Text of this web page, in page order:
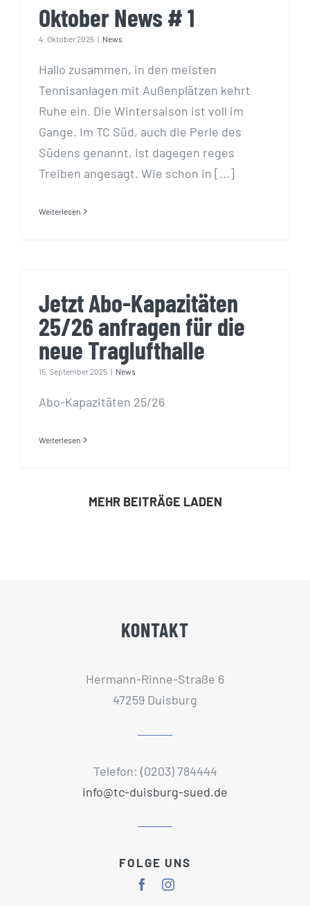
Oktober News # 1
4. Oktober 2025 | News
Hallo zusammen, in den meisten
Tennisanlagen mit Außenplätzen kehrt
Ruhe ein. Die Wintersaison ist voll im
Gange. Im TC Süd, auch die Perle des
Südens genannt, ist dagegen reges
Treiben angesagt. Wie schon in [...]
Weiterlesen
Traglufthalle
Jetzt Abo-Kapazitäten
25/26 anfragen für die
neue Traglufthalle
15. September 2025 | News
Abo-Kapazitäten 25/26
Weiterlesen
MEHR BEITRÄGE LADEN
KONTAKT
Hermann-Rinne-Straße 6
47259 Duisburg
Telefon: (0203) 784444
info@tc-duisburg-sued.de
FOLGE UNS